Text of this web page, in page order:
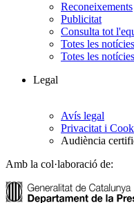
Reconeixements
Publicitat
Consulta tot
Totes les
Totes les
Legal
Avís legal
Privacitat i
Audiència
Amb la col·laboració de: